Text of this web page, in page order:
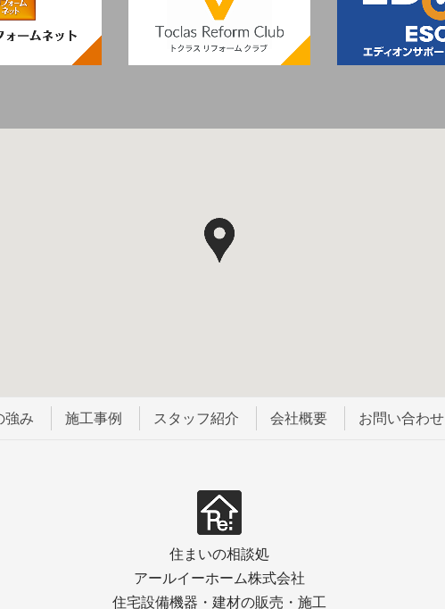
強み 施工事例 スタッフ紹介 会社概要 お問い合わせ
住まいの相談処
アールイーホーム株式会社
住宅設備機器・建材の販売・施工